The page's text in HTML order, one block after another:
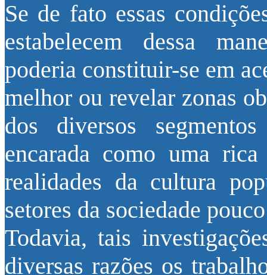
Se de fato essas
estabelecem dessa
poderia constituir-se em
melhor ou revelar zonas
dos diversos
encarada como uma
realidades da cultura
setores da sociedade
Todavia, tais
diversas razões os